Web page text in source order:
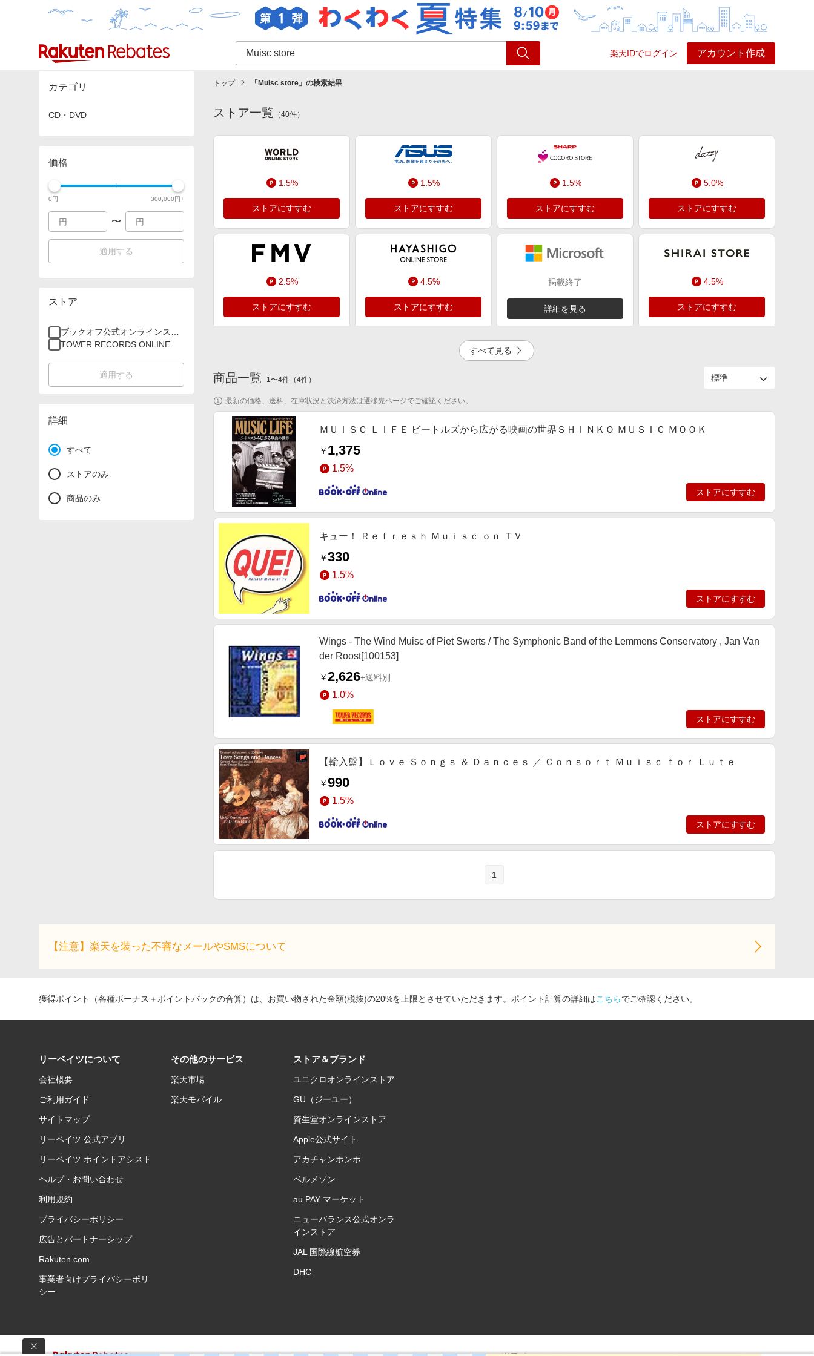
楽天IDでログイン アカウント作成
カテゴリー一覧 イベント一覧 ショッピング
カテゴリ
CD・DVD
価格
0円 300,000円+
〜
適用する
ストア
ブックオフ公式オンラインスト
ア
TOWER RECORDS ONLINE
適用する
詳細
すべて
ストアのみ
商品のみ
トップ 「 Muisc store 」の検索結果
ストア一覧 （40件）
1.5%
ストアにすすむ
1.5%
ストアにすすむ
1.5%
ストアにすすむ
5.0%
ストアにすすむ
2.5%
ストアにすすむ
4.5%
ストアにすすむ
掲載終了
詳細を見る
4.5%
ストアにすすむ
4.5%
ストアにすすむ
すべて見る
商品一覧 1〜4件 （4件）
最新の価格、送料、在庫状況と決済方法は遷移先ページでご確認ください。
ＭＵＩＳＣ ＬＩＦＥ ビートルズから広がる映画の世界ＳＨＩＮＫＯ ＭＵＳＩＣ ＭＯＯＫ
￥ 1,375
1.5%
ストアにすすむ
キュー！ Ｒｅｆｒｅｓｈ Ｍｕｉｓｃ ｏｎ ＴＶ
￥330
1.5%
ストアにすすむ
Wings - The Wind Muisc of Piet Swerts / The Symphonic Band of the Lemmens Conservatory , Jan Van
der Roost[100153]
￥2,626+送料別
1.0%
ストアにすすむ
【輸入盤】Ｌｏｖｅ Ｓｏｎｇｓ ＆ Ｄａｎｃｅｓ ／ Ｃｏｎｓｏｒｔ Ｍｕｉｓｃ ｆｏｒ Ｌｕｔｅ
￥990
1.5%
ストアにすすむ
1
【注意】楽天を装った不審なメールやSMSについて
獲得ポイント（各種ボーナス＋ポイントバックの合算）は、お買い物された金額(税抜)の20%を上限とさせていただきます。ポイント計算の詳細はこちらでご確認ください。
リーベイツについて
会社概要
ご利用ガイド
サイトマップ
リーベイツ 公式アプリ
リーベイツ ポイントアシスト
ヘルプ・お問い合わせ
利用規約
プライバシーポリシー
広告とパートナーシップ
Rakuten.com
事業者向けプライバシーポリ
シー
その他のサービス
楽天市場
楽天モバイル
ストア＆ブランド
ユニクロオンラインストア
GU（ジーユー）
資生堂オンラインストア
Apple公式サイト
アカチャンホンポ
ベルメゾン
au PAY マーケット
ニューバランス公式オンラ
インストア
JAL 国際線航空券
DHC